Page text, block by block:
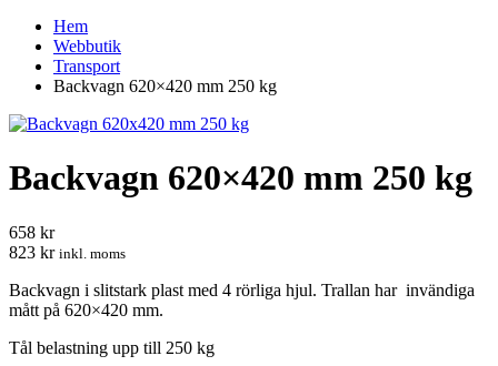
Hem
Webbutik
Transport
Backvagn 620×420 mm 250 kg
Backvagn 620×420 mm 250 kg
658 kr
823 kr inkl. moms
Backvagn i slitstark plast med 4 rörliga hjul. Trallan har invändiga
mått på 620×420 mm.
Tål belastning upp till 250 kg